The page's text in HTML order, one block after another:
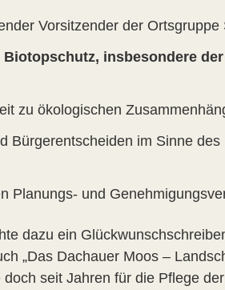
Vorsitzender der Ortsgruppe
insbesondere
zu ökologischen
Bürgerentscheiden im Sinne des
Planungs- und
dazu ein
„Das Dachauer Moos –
seit Jahren für die Pflege